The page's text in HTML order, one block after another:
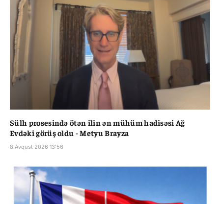
Sülh prosesində ötən ilin ən mühüm hadisəsi Ağ
Evdəki görüş oldu - Metyu Brayza
8 Avqust 2026 13:56